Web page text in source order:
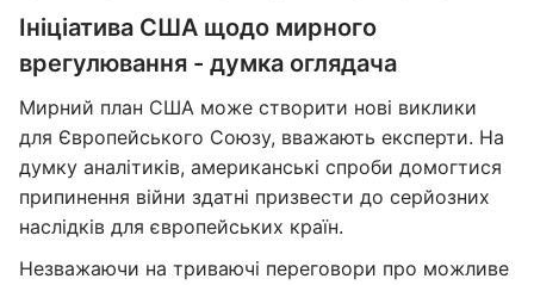
Ініціатива США щодо мирного
врегулювання - думка оглядача
Мирний план США може створити нові виклики
для Європейського Союзу, вважають експерти. На
думку аналітиків, американські спроби домогтися
припинення війни здатні призвести до серйозних
наслідків для європейських країн.
Незважаючи на триваючі переговори про можливе